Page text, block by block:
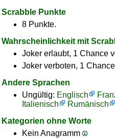
Scrabble Punkte
8 Punkte.
Wahrscheinlichkeit mit
Joker erlaubt, 1 Chance
Joker verboten, 1
Andere Sprachen
Ungültig: Englisch
Italienisch
Rumänisch
Kategorien ohne Worte
Kein Anagramm